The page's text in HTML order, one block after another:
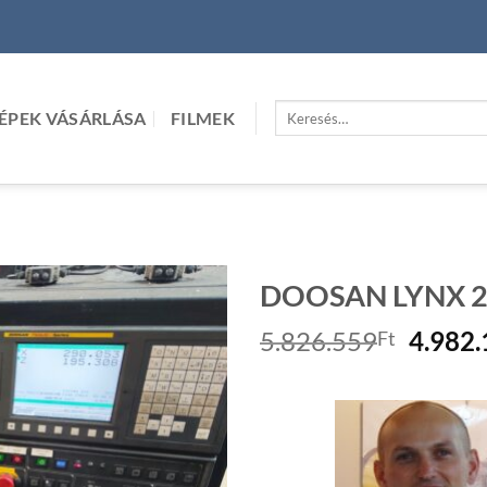
VÁSÁRLÁSA FILMEK
Keresés
DOOSAN LYNX
5.826.559Ft
was: